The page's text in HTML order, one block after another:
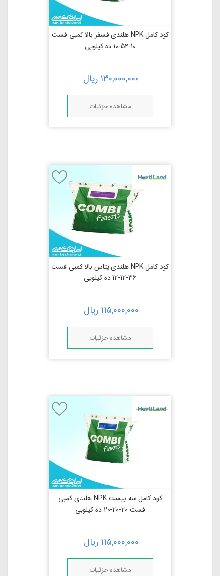
کود کامل NPK هلندی فسفر بالا کمبی فست
10-52-10 ده کیلویی
130,000,000 ریال
مشاهده جزئیات
کود کامل NPK هلندی پتاس بالا کمبی فست
36-12-12 ده کیلویی
115,000,000 ریال
مشاهده جزئیات
کود کامل سه بیست NPK هلندی کمبی
فست 20-20-20 ده کیلویی
115,000,000 ریال
مشاهده جزئیات